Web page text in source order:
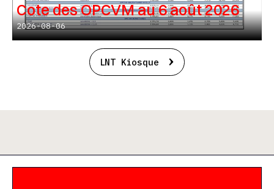
Cote des OPCVM au 6 août 2026
2026-08-06
LNT Kiosque